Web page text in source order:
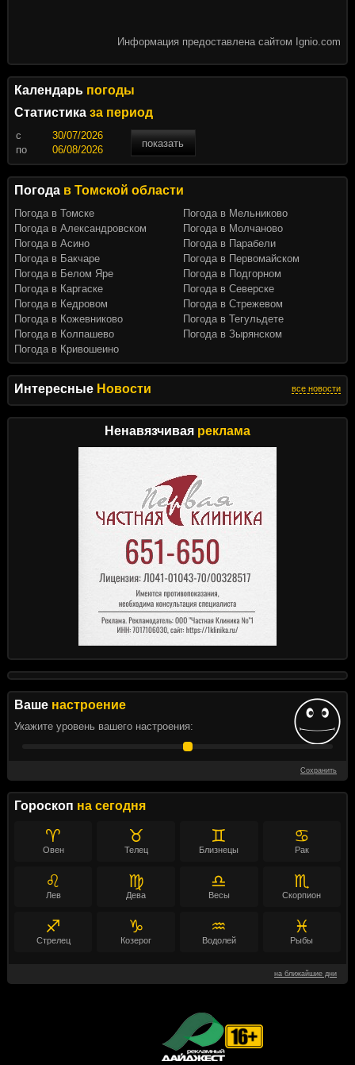
Интересные Новости все новости
Ненавязчивая реклама
Ваше настроение
Укажите уровень вашего настроения:
Сохранить
Гороскоп на сегодня
♈
Овен
♉
Телец
♊
Близнецы
♋
Рак
♌
Лев
♍
Дева
♎
Весы
♏
Скорпион
♐
Стрелец
♑
Козерог
♒
Водолей
♓
Рыбы
на ближайшие дни
Информация предоставлена сайтом Ignio.com
Календарь погоды
Статистика за период
c
показать
по
Погода в Томской области
Погода в Томске
Погода в Александровском
Погода в Асино
Погода в Бакчаре
Погода в Белом Яре
Погода в Каргаске
Погода в Кедровом
Погода в Кожевниково
Погода в Колпашево
Погода в Кривошеино
Погода в Мельниково
Погода в Молчаново
Погода в Парабели
Погода в Первомайском
Погода в Подгорном
Погода в Северске
Погода в Стрежевом
Погода в Тегульдете
Погода в Зырянском